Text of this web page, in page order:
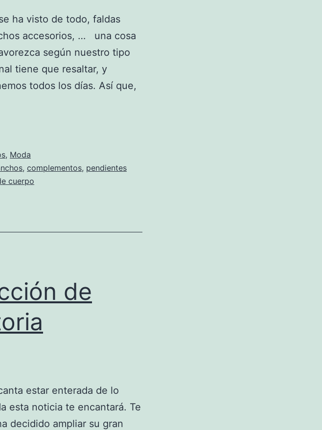
ha visto de todo, faldas
accesorios, … una cosa
según nuestro tipo
tiene que resaltar, y
todos los días. Así que,
, Moda
, complementos, pendientes
cuerpo
de
estar enterada de lo
esta noticia te encantará. Te
decidido ampliar su gran